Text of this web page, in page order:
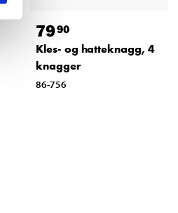
7990
Kles- og hatteknagg, 4
knagger
86-756